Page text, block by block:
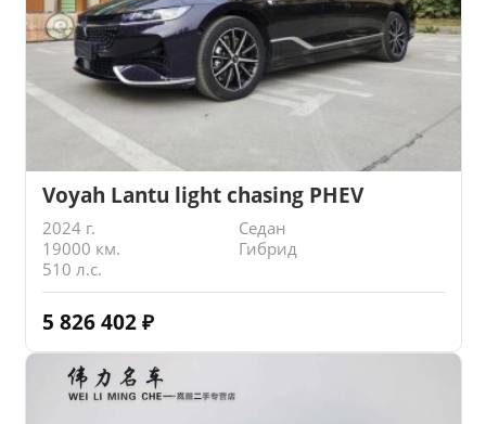
Voyah Lantu light chasing PHEV
2024 г.
Седан
19000 км.
Гибрид
510 л.с.
5 826 402 ₽